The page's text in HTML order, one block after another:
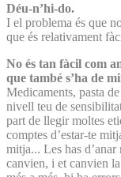
Déu-n’hi-do.
I el problema és que
que és relativament
No és tan fàcil com
que també s’ha de
Medicaments, pasta
nivell teu de
part de llegir moltes
comptes d’estar-te
mitja... Les has
canvien, i et canvien